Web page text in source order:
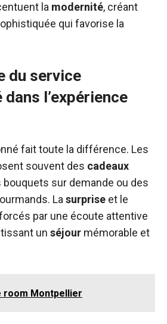
la modernité, créant
qui favorise la
du service
l’expérience
fait toute la différence. Les
souvent des cadeaux
sur demande ou des
La surprise et le
par une écoute attentive
un séjour mémorable et
room Montpellier